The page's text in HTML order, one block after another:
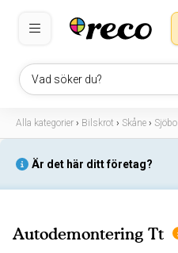
Vad söker du?
Alla kategorier › Bilskrot › Skåne › Sjöbo
Är det här ditt företag?
Autodemontering Tt